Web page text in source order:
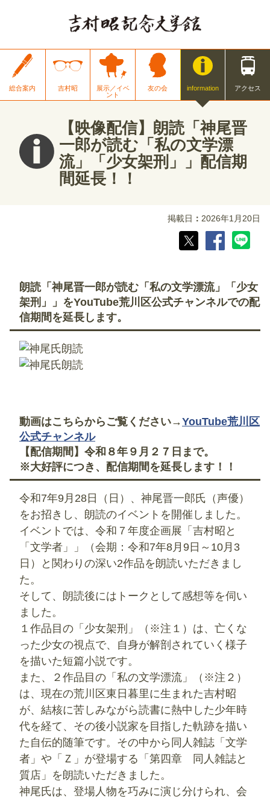
総合案内 吉村昭
展示／イベ
ント
友の会 information アクセス
【映像配信】朗読「神尾晋
一郎が読む「私の文学漂
流」「少女架刑」」配信期
間延長！！
掲載日 2026年1月20日
朗読「神尾晋一郎が読む「私の文学漂流」「少女
架刑」」をYouTube荒川区公式チャンネルでの配
信期間を延長します。
動画はこちらからご覧ください→YouTube荒川区
公式チャンネル
【配信期間】令和８年９月２７日まで。
※大好評につき、配信期間を延長します！！
令和7年9月28日（日）、神尾晋一郎氏（声優）
をお招きし、朗読のイベントを開催しました。
イベントでは、令和７年度企画展「吉村昭と
「文学者」」（会期：令和7年8月9日～10月3
日）と関わりの深い2作品を朗読いただきまし
た。
そして、朗読後にはトークとして感想等を伺い
ました。
１作品目の「少女架刑」（※注１）は、亡くな
った少女の視点で、自身が解剖されていく様子
を描いた短篇小説です。
また、２作品目の「私の文学漂流」（※注２）
は、現在の荒川区東日暮里に生まれた吉村昭
が、結核に苦しみながら読書に熱中した少年時
代を経て、その後小説家を目指した軌跡を描い
た自伝的随筆です。その中から同人雑誌「文学
者」や「Ｚ」が登場する「第四章 同人雑誌と
質店」を朗読いただきました。
神尾氏は、登場人物を巧みに演じ分けられ、会